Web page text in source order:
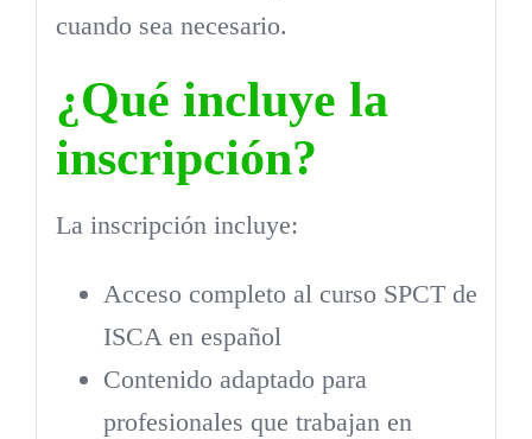
cuando sea necesario.
¿Qué incluye la
inscripción?
La inscripción incluye:
Acceso completo al curso SPCT de
ISCA en español
Contenido adaptado para
profesionales que trabajan en